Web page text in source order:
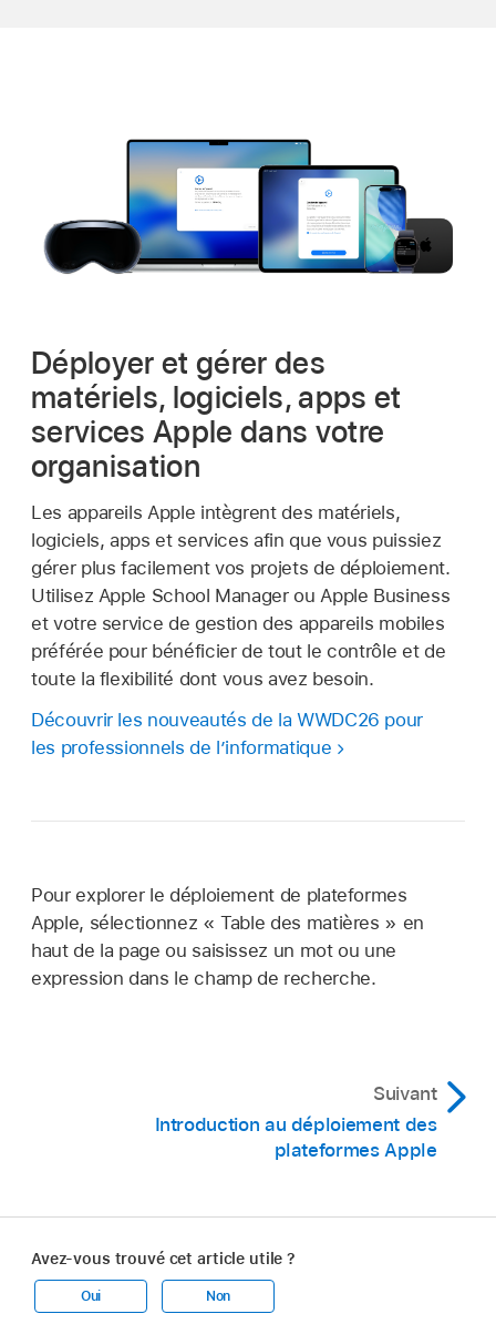
Déployer et gérer des
matériels, logiciels, apps et
services Apple dans votre
organisation
Les appareils Apple intègrent des matériels,
logiciels, apps et services afin que vous puissiez
gérer plus facilement vos projets de déploiement.
Utilisez Apple School Manager ou Apple Business
et votre service de gestion des appareils mobiles
préférée pour bénéficier de tout le contrôle et de
toute la flexibilité dont vous avez besoin.
Découvrir les nouveautés de la WWDC26 pour
les professionnels de l’informatique
Pour explorer le déploiement de plateformes
Apple, sélectionnez « Table des matières » en
haut de la page ou saisissez un mot ou une
expression dans le champ de recherche.
Suivant
Introduction au déploiement des
plateformes Apple
Avez-vous trouvé cet article utile ?
Oui Non